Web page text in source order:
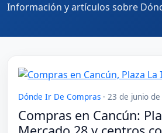
Información y artículos sobre
Dónde Ir De Compras ·23 de junio de
Compras en Cancún: